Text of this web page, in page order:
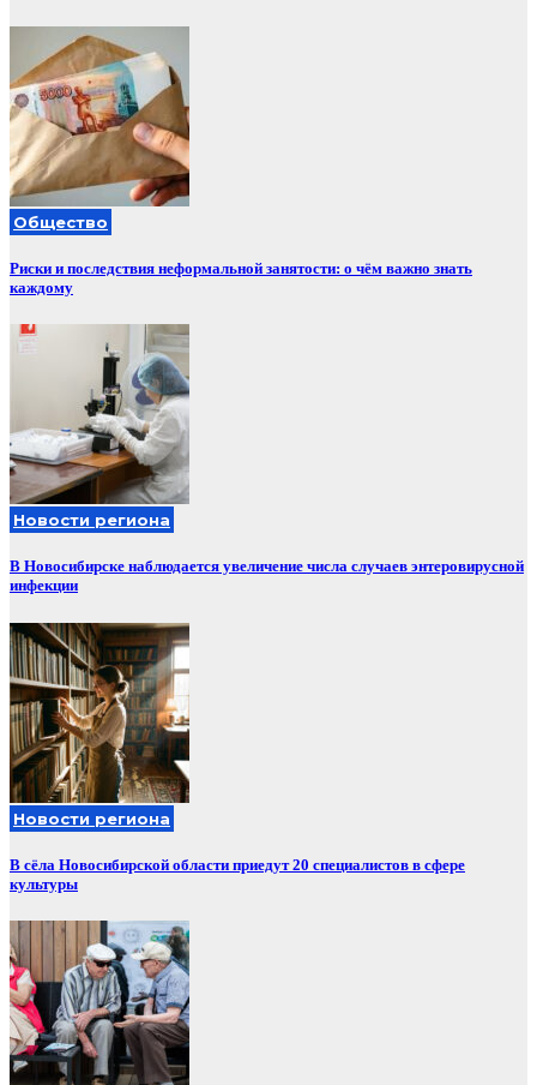
Общество
Риски и последствия неформальной занятости: о чём важно знать
каждому
Новости региона
В Новосибирске наблюдается увеличение числа случаев энтеровирусной
инфекции
Новости региона
В сёла Новосибирской области приедут 20 специалистов в сфере
культуры